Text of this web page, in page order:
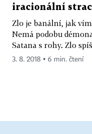
iracionální
Zlo je banální, jak
Nemá podobu
Satana s rohy. Zlo
3. 8. 2018 ▪ 6 min. čtení